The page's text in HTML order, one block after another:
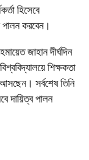
হিসেবে
পালন করবেন।
জাহান দীর্ঘদিন
শিক্ষকতা
সর্বশেষ তিনি
দায়িত্ব পালন